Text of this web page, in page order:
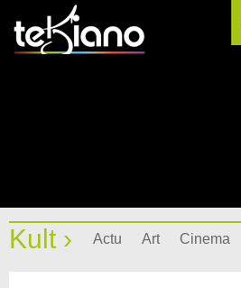
Kult › Actu Art Cinema